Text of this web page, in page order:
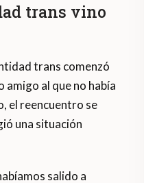
trans vino
trans comenzó
amigo al que no había
el reencuentro se
una situación
salido a